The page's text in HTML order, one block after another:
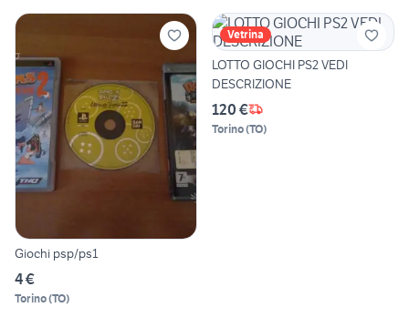
Giochi psp/ps1
4 €
Torino(TO)
Vetrina
LOTTO GIOCHI PS2 VEDI
DESCRIZIONE
120 €
Torino(TO)